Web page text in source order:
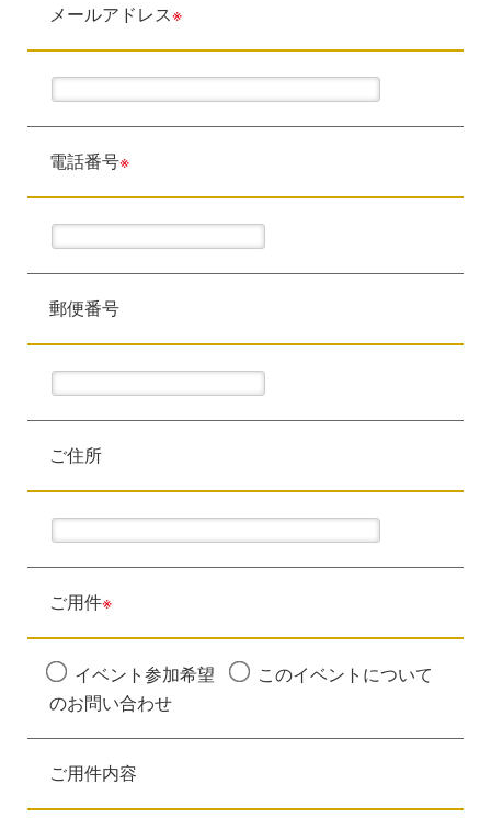
メールアドレス※
電話番号※
郵便番号
ご住所
ご用件※
イベント参加希望
このイベントについて
のお問い合わせ
ご用件内容